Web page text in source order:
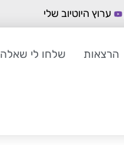
ערוץ היוטיוב שלי
הרצאות שלחו לי שאלה